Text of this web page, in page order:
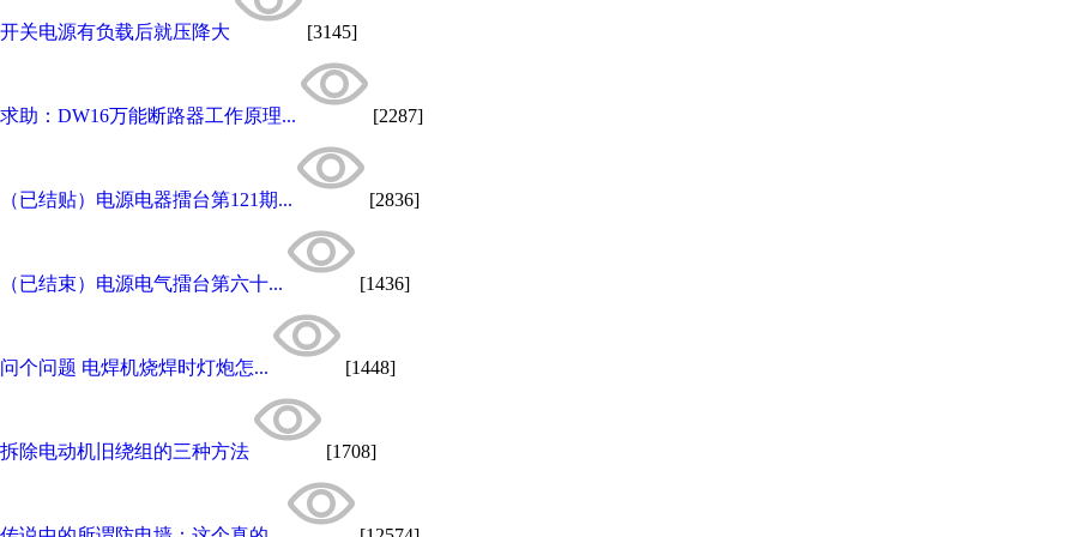
开关电源有负载后就压降大 [3145]
求助：DW16万能断路器工作原理... [2287]
（已结贴）电源电器擂台第121期... [2836]
（已结束）电源电气擂台第六十... [1436]
问个问题 电焊机烧焊时灯炮怎... [1448]
拆除电动机旧绕组的三种方法 [1708]